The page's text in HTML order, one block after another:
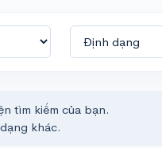
tìm kiếm của bạn.
khác.